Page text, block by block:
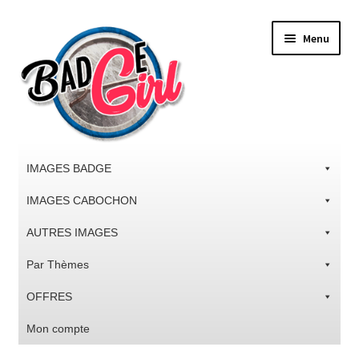
la
navigation
contenu
Menu
IMAGES BADGE
IMAGES CABOCHON
AUTRES IMAGES
Par Thèmes
OFFRES
Mon compte